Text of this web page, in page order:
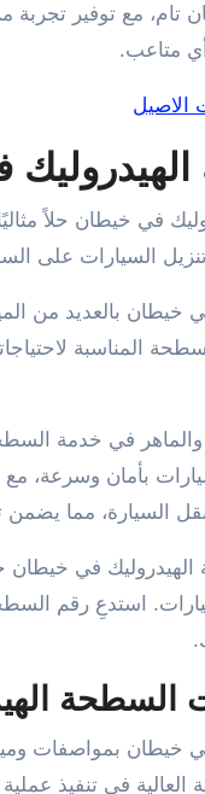
تام، مع توفير
متاعب.
الاصيل
في خيطان حلاً
السيارات على
خيطان بالعديد من
المناسبة
في خدمة
بأمان وسرعة،
السيارة، مما
في خيطان
استدعِ رقم
السطحة
خيطان بمواصفات
العالية في تنفيذ